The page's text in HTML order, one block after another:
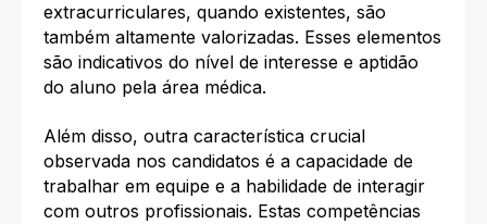
extracurriculares, quando existentes, são
também altamente valorizadas. Esses elementos
são indicativos do nível de interesse e aptidão
do aluno pela área médica.
Além disso, outra característica crucial
observada nos candidatos é a capacidade de
trabalhar em equipe e a habilidade de interagir
com outros profissionais. Estas competências